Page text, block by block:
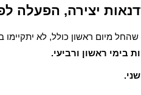
יצירה, הפעלה
מיום ראשון כולל, לא יתקיימו